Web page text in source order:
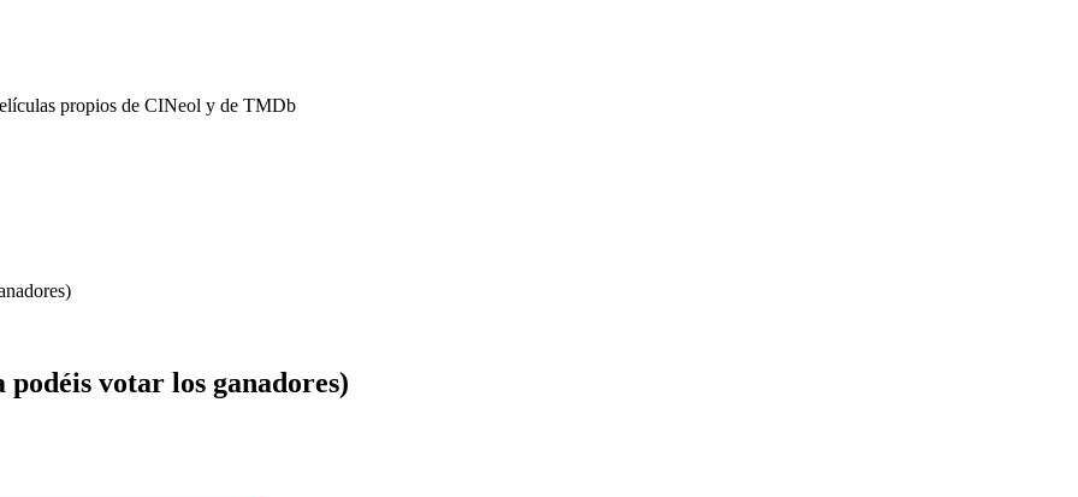
propios de CINeol y de TMDb
votar los ganadores)